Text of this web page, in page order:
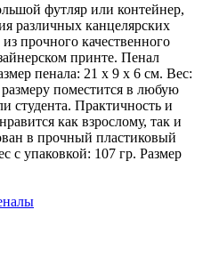
футляр или контейнер,
различных канцелярских
прочного качественного
принте. Пенал
пенала: 21 х 9 х 6 см. Вес:
поместится в любую
студента. Практичность и
как взрослому, так и
в прочный пластиковый
с упаковкой: 107 гр. Размер